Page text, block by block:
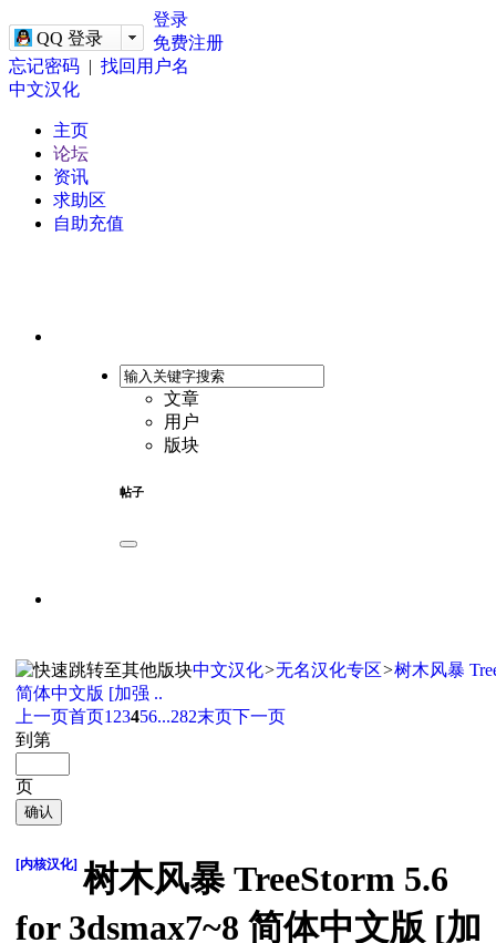
QQ 登录
登录
免费注册
忘记密码 | 找回用户名
中文汉化
主页
论坛
资讯
求助区
自助充值
文章
用户
版块
帖子
中文汉化>无名汉化专区>树木风暴
简体中文版 [加强 ..
上一页首页1 23456...282末页下一页
到第
页
确认
[内核汉化] 树木风暴 TreeStorm 5.6
for 3dsmax7~8 简体中文版 [加